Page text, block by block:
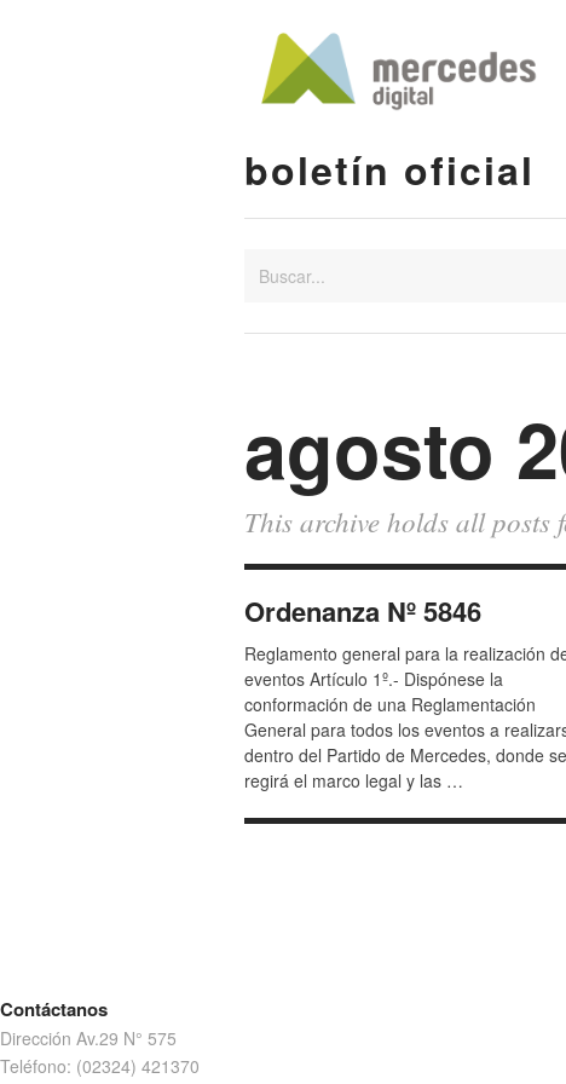
boletín oficial
agosto
This archive holds all posts
Ordenanza Nº 5846
Reglamento general para la realización
eventos Artículo 1º.- Dispónese la
conformación de una Reglamentación
General para todos los eventos a
dentro del Partido de Mercedes, donde se
regirá el marco legal y las …
Contáctanos
Dirección Av.29 N° 575
Teléfono: (02324) 421370